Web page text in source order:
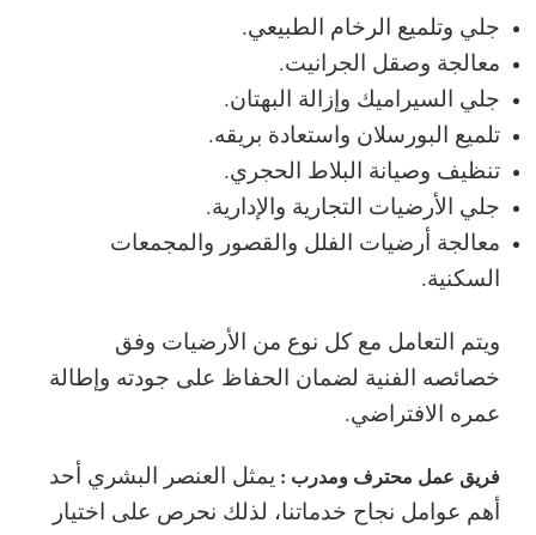
جلي وتلميع الرخام الطبيعي.
معالجة وصقل الجرانيت.
جلي السيراميك وإزالة البهتان.
تلميع البورسلان واستعادة بريقه.
تنظيف وصيانة البلاط الحجري.
جلي الأرضيات التجارية والإدارية.
معالجة أرضيات الفلل والقصور والمجمعات
السكنية.
ويتم التعامل مع كل نوع من الأرضيات وفق
خصائصه الفنية لضمان الحفاظ على جودته وإطالة
عمره الافتراضي.
فريق عمل محترف ومدرب : يمثل العنصر البشري أحد
أهم عوامل نجاح خدماتنا، لذلك نحرص على اختيار